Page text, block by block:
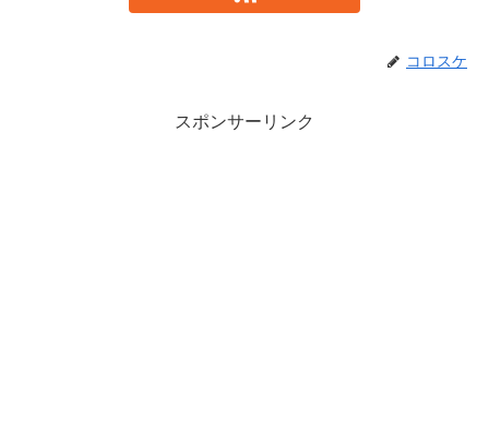
コロスケ
スポンサーリンク